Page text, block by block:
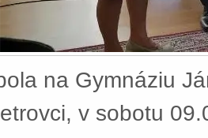
na Gymnáziu
v sobotu